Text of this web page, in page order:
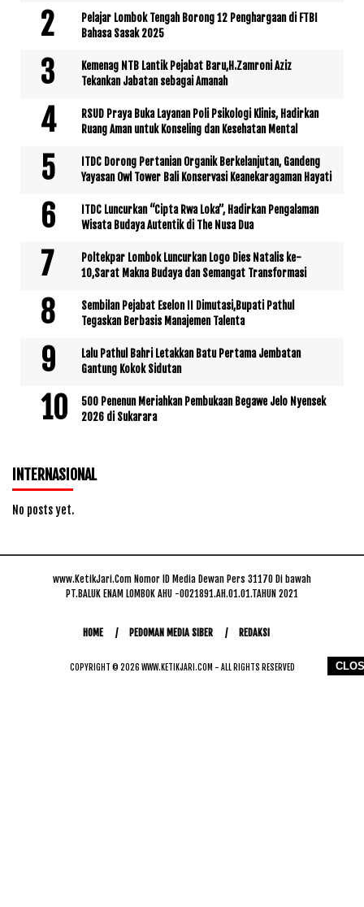
Pelajar Lombok Tengah Borong 12 Penghargaan di FTBI
Bahasa Sasak 2025
Kemenag NTB Lantik Pejabat Baru,H.Zamroni Aziz
Tekankan Jabatan sebagai Amanah
RSUD Praya Buka Layanan Poli Psikologi Klinis, Hadirkan
Ruang Aman untuk Konseling dan Kesehatan Mental
ITDC Dorong Pertanian Organik Berkelanjutan, Gandeng
Yayasan Owl Tower Bali Konservasi Keanekaragaman Hayati
ITDC Luncurkan “Cipta Rwa Loka”, Hadirkan Pengalaman
Wisata Budaya Autentik di The Nusa Dua
Poltekpar Lombok Luncurkan Logo Dies Natalis ke-
10,Sarat Makna Budaya dan Semangat Transformasi
Sembilan Pejabat Eselon II Dimutasi,Bupati Pathul
Tegaskan Berbasis Manajemen Talenta
Lalu Pathul Bahri Letakkan Batu Pertama Jembatan
Gantung Kokok Sidutan
500 Penenun Meriahkan Pembukaan Begawe Jelo Nyensek
2026 di Sukarara
INTERNASIONAL
No posts yet.
www.KetikJari.Com Nomor ID Media Dewan Pers 31170 Di bawah
PT.BALUK ENAM LOMBOK AHU -0021891.AH.01.01.TAHUN 2021
HOME PEDOMAN MEDIA SIBER REDAKSI
COPYRIGHT © 2026 WWW.KETIKJARI.COM - ALL RIGHTS RESERVED